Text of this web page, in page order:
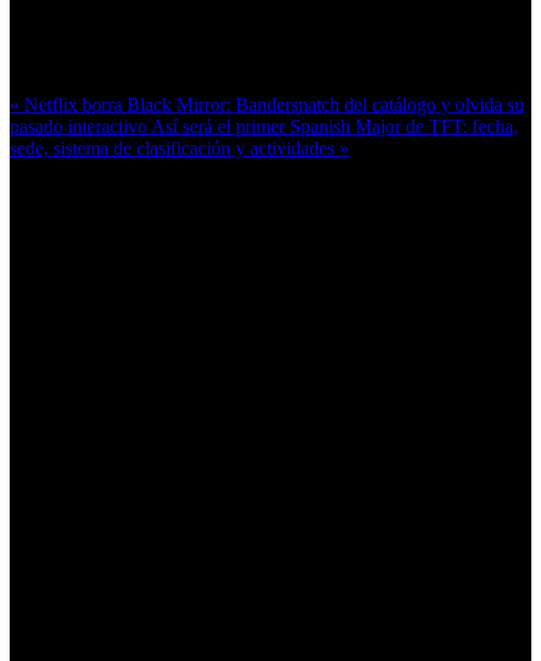
« Netflix borra Black Mirror: Bandersnatch del catálogo y olvida su
pasado interactivo Así será el primer Spanish Major de TFT: fecha,
sede, sistema de clasificación y actividades »